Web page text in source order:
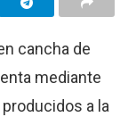
cancha de
mediante
a la